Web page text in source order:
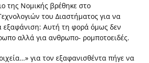
της Νομικής βρέθηκε στο
του Διαστήματος για να
εξαφάνιση: Αυτή τη φορά όμως δεν
αλλά για ανθρωπο- ρομποτοειδές.
για τον εξαφανισθέντα πήγε να